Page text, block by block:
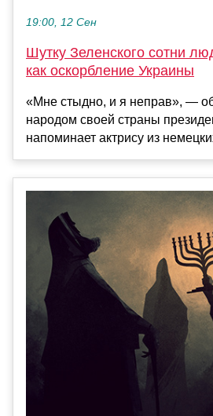
19:00, 12 Сен
Шутку Зеленского сотни
как оскорбление Украины
«Мне стыдно, и я неправ», —
народом своей страны
напоминает актрису из